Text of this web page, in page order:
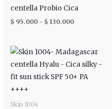
centella Probio Cica
$ 95.000 - $ 130.000
Skin 1004
Rango
de
precios:
desde
$ 40.000